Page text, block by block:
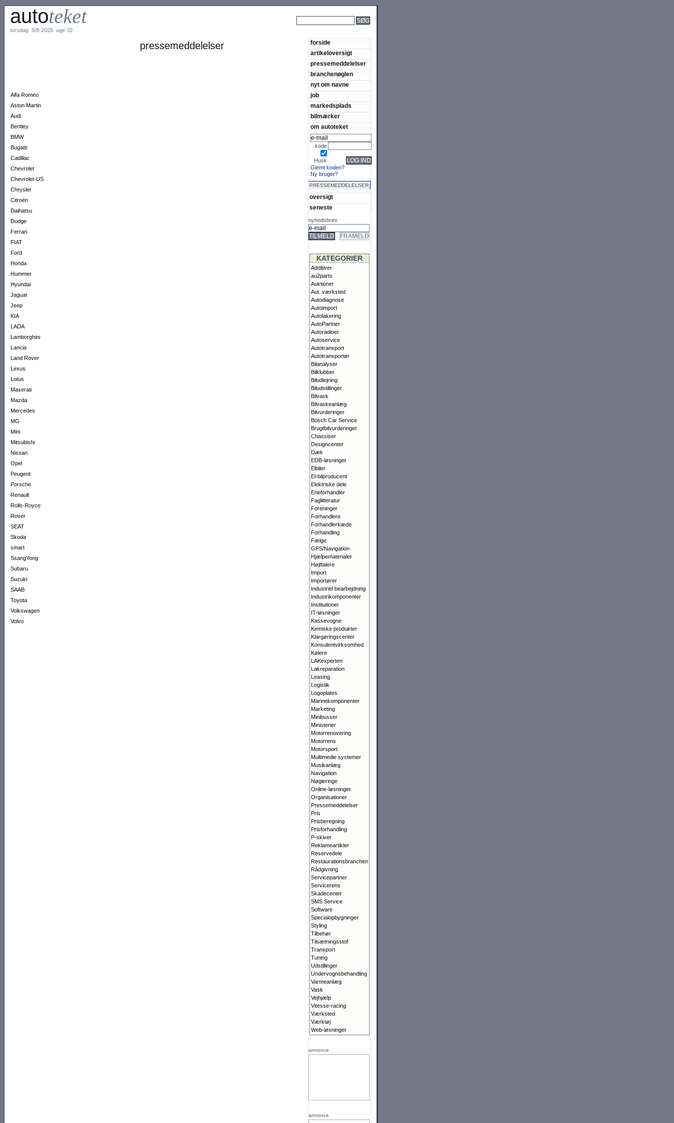
autoteket SØG
torsdag 6/8-2026 uge 32
Alfa Romeo
Aston Martin
Audi
Bentley
BMW
Bugatti
Cadillac
Chevrolet
Chevrolet-US
Chrysler
Citroën
Daihatsu
Dodge
Ferrari
FIAT
Ford
Honda
Hummer
Hyundai
Jaguar
Jeep
KIA
LADA
Lamborghini
Lancia
Land Rover
Lexus
Lotus
Maserati
Mazda
Mercedes
MG
Mini
Mitsubishi
Nissan
Opel
Peugeot
Porsche
Renault
Rolls-Royce
Rover
SEAT
Skoda
smart
SsangYong
Subaru
Suzuki
SAAB
Toyota
Volkswagen
Volvo
pressemeddelelser
forside
artikeloversigt
pressemeddelelser
branchenøglen
nyt om navne
job
markedsplads
bilmærker
om autoteket
kode
Husk LOG IND
Glemt koden?
Ny bruger?
PRESSEMEDDELELSER:
oversigt
seneste
nyhedsbrev
TILMELD FRAMELD
KATEGORIER
Additiver
au2parts
Auktioner
Aut. værksted
Autodiagnose
Autoimport
Autolakering
AutoPartner
Autoradioer
Autoservice
Autotransport
Autotransportør
Bilanalyser
Bilklubber
Biludlejning
Biludstillinger
Bilvask
Bilvaskeanlæg
Bilvurderinger
Bosch Car Service
Brugtbilvurderinger
Chassiser
Designcenter
Dæk
EDB-løsninger
Elbiler
El-bilproducent
Elektriske dele
Eneforhandler
Faglitteratur
Foreninger
Forhandlere
Forhandlerkæde
Forhandling
Fælge
GPS/Navigation
Hjælpematerialer
Højttalere
Import
Importører
Industriel bearbejdning
Industrikomponenter
Institutioner
IT-løsninger
Kassevogne
Kemiske produkter
Klargørings­center
Konsulentvirksomhed
Kølere
LAKexperten
Lakreparation
Leasing
Logistik
Logoplates
Marinekomponenter
Marketing
Minibusser
Ministerier
Motorrenovering
Motorrens
Motorsport
Multimedie systemer
Musikanlæg
Navigation
Nøgleringe
Online-løsninger
Organisationer
Pressemeddelelser
Pris
Prisberegning
Prisforhandling
P-skiver
Reklameartikler
Reservedele
Restaurationsbranchen
Rådgivning
Servicepartner
Servicerens
Skadecenter
SMS Service
Software
Specialopbygninger
Styling
Tilbehør
Tilsætningsstof
Transport
Tuning
Udstillinger
Undervognsbehandling
Varmeanlæg
Vask
Vejhjælp
Vitesse-racing
Værksted
Værktøj
Web-løsninger
annonce
annonce